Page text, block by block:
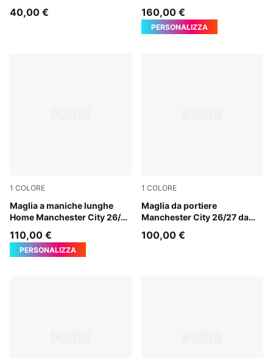
40,00 € 160,00 €
PERSONALIZZA
1 COLORE
Maglia a maniche lunghe
Home Manchester City 26/27
Team Light Blue-Icy Blue
110,00 €
PERSONALIZZA
1 COLORE
Maglia da portiere
Manchester City 26/27 da
Vibrant Green-Varsity Green
100,00 €